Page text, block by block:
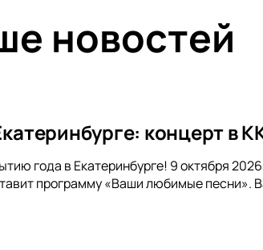
новостей
концерт в
года в Екатеринбурге! 9 октября
программу «Ваши любимые песни».